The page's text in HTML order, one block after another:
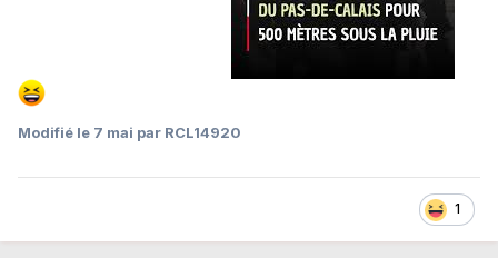
Modifié le 7 mai par RCL14920
1